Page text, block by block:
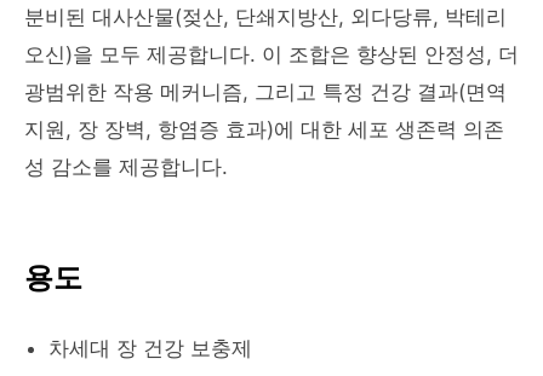
분비된 대사산물(젖산, 단쇄지방산, 외다당류, 박테리
오신)을 모두 제공합니다. 이 조합은 향상된 안정성, 더
광범위한 작용 메커니즘, 그리고 특정 건강 결과(면역
지원, 장 장벽, 항염증 효과)에 대한 세포 생존력 의존
성 감소를 제공합니다.
용도
차세대 장 건강 보충제